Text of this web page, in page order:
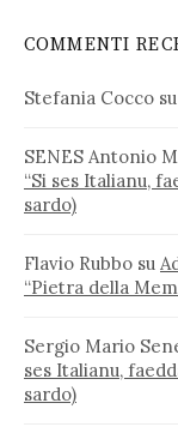
COMMENTI
Stefania Cocco su
SENES Antonio
“Si ses Italianu,
sardo)
Flavio Rubbo su
“Pietra della
Sergio Mario
ses Italianu,
sardo)